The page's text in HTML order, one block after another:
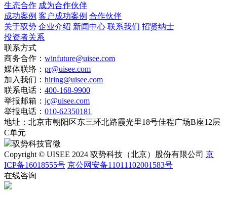
生态合作 成为合作伙伴
成功案例 客户成功案例 合作伙伴
关于驭势 企业介绍 新闻中心 联系我们 招贤纳士
投资者关系
联系方式
商务合作： winfuture@uisee.com
媒体联络： pr@uisee.com
加入我们： hiring@uisee.com
联系电话： 400-168-9900
举报邮箱： jc@uisee.com
举报电话： 010-62350181
地址： 北京市朝阳区东三环北路霞光里18号佳程广场B座12层
C单元
驭势科技官微
Copyright © UISEE 2024 驭势科技（北京）股份有限公司 京
ICP备16018555号 京公网安备11011102001583号
在线咨询